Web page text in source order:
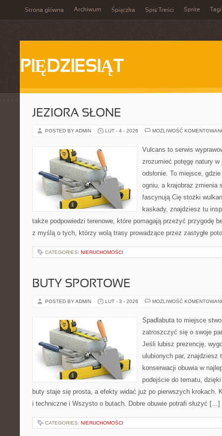
Strona główna Archiwum Śpiączka Spis Treści Sprite Tagi
PIĘDZIESIĄT
JEZIORA SŁONE
POSTED BY ADMIN LUT - 4 - 2026 MOŻLIWOŚĆ
Vulcans to serwis
zrozumieć potęgę natury w
odsłonie. To miejsce,
ogniu, a krajobraz zmienia
fascynują Cię stożki
kaskady, znajdziesz tu
także podpowiedzi terenowe, które pomagają przeżyć przygodę
z myślą o tych, którzy wolą trasy prowadzące przez zastygłe
CATEGORIES: NIERUCHOMOŚCI
BUTY SPORTOWE
POSTED BY ADMIN LUT - 3 - 2026 MOŻLIWOŚĆ
Spadlabuta to miejsce
zatroszczyć się o swoje
Jeśli lubisz prezencję,
ulubionych par, znajdziesz
konserwacji obuwia w
podejście do tematu,
buty staje się prosta, a efekty widać już po pierwszych krokach.
i techniczne i Wszysto o butach. Dobre obuwie potrafi służyć […]
CATEGORIES: NIERUCHOMOŚCI